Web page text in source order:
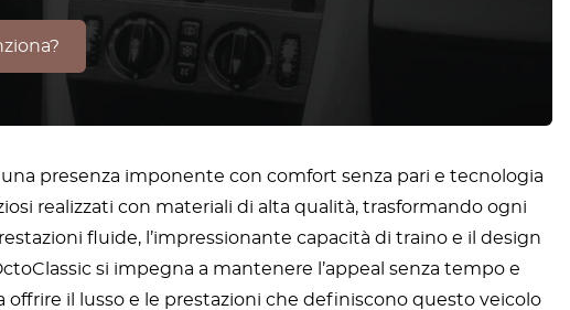
presenza imponente con comfort senza pari e tecnologia
realizzati con materiali di alta qualità, trasformando ogni
fluide, l’impressionante capacità di traino e il design
si impegna a mantenere l’appeal senza tempo e
il lusso e le prestazioni che definiscono questo veicolo